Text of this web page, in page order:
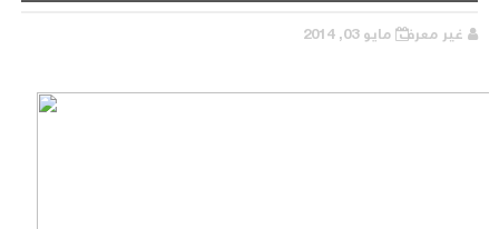
غير معرف مايو 03, 2014